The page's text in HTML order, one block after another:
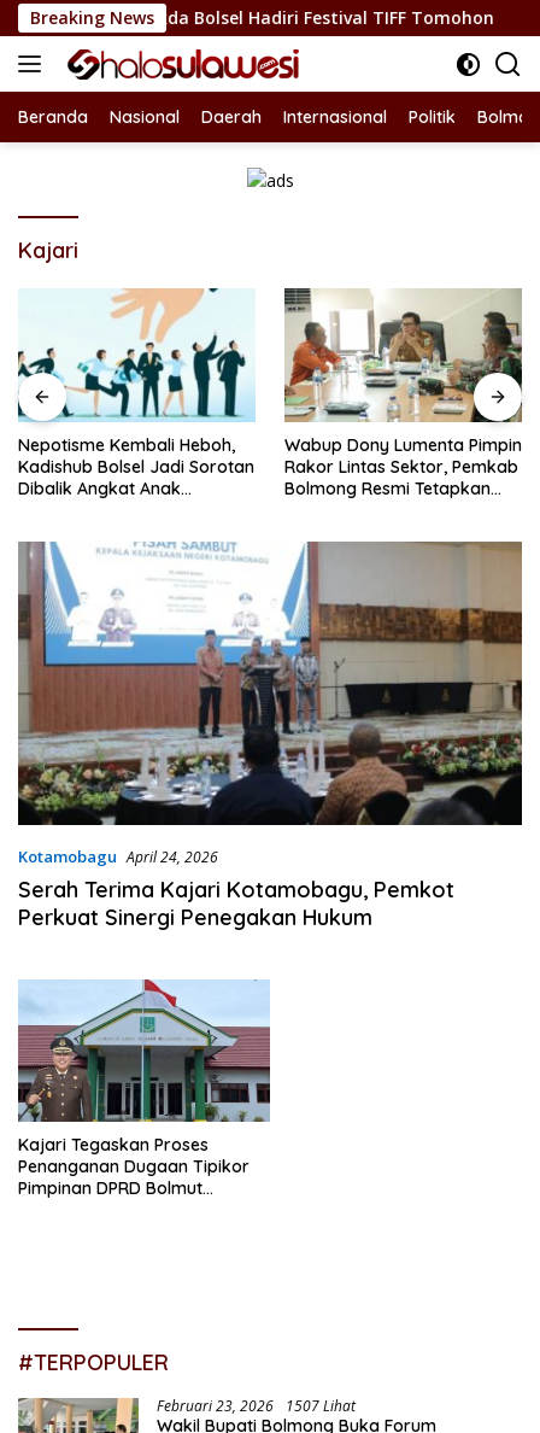
Langsung
ke
konten
Breaking News
Sekda Bolsel Hadiri Festival TIFF Tomohon
Beranda Nasional Daerah Internasional Politik
Kajari
Nepotisme Kembali Heboh,
Kadishub Bolsel Jadi Sorotan
Dibalik Angkat Anak
Wabup Dony Lumenta Pimpin
Rakor Lintas Sektor, Pemkab
Bolmong Resmi Tetapkan
Kotamobagu April 24, 2026
Serah Terima Kajari Kotamobagu, Pemkot
Perkuat Sinergi Penegakan Hukum
Kajari Tegaskan Proses
Penanganan Dugaan Tipikor
Pimpinan DPRD Bolmut
#TERPOPULER
Februari 23, 2026 1507 Lihat
Wakil Bupati Bolmong Buka Forum